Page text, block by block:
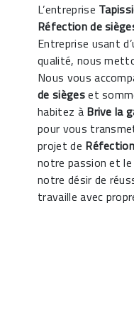
L’entreprise
Réfection de
Entreprise usant
qualité, nous
Nous vous
de siègeset
habitez à Brive la
pour vous
projet de
notre passion et
notre désir de
travaille avec